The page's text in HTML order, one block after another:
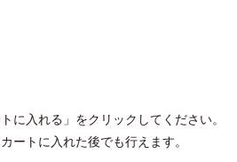
に入れる」をクリックしてください。
ートに入れた後でも行えます。